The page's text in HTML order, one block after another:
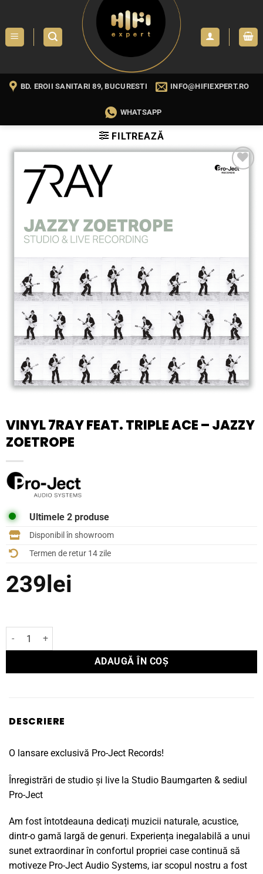
content
BD. EROII SANITARI 89, BUCURESTI INFO@HIFIEXPERT.RO
WHATSAPP
FILTREAZĂ
VINYL 7RAY FEAT. TRIPLE ACE – JAZZY
ZOETROPE
Ultimele 2 produse
Disponibil în showroom
Termen de retur 14 zile
239 lei
Cantitate Vinyl 7RAY feat. Triple Ace – Jazzy Zoetrope
ADAUGĂ ÎN COȘ
DESCRIERE
O lansare exclusivă Pro-Ject Records!
Înregistrări de studio și live la Studio Baumgarten & sediul
Pro-Ject
Am fost întotdeauna dedicați muzicii naturale, acustice,
dintr-o gamă largă de genuri. Experiența inegalabilă a unui
sunet extraordinar în confortul propriei case continuă să
motiveze Pro-Ject Audio Systems, iar scopul nostru a fost